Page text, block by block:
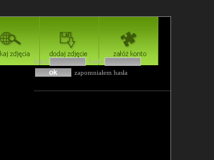
login
hasło
zapomniałem hasła